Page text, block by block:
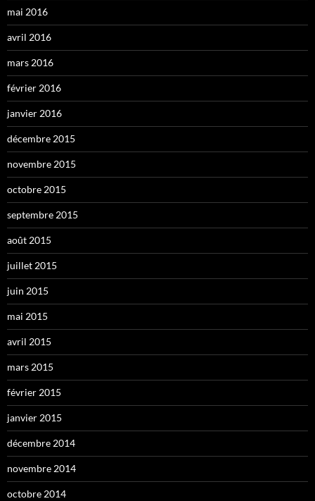
mai 2016
avril 2016
mars 2016
février 2016
janvier 2016
décembre 2015
novembre 2015
octobre 2015
septembre 2015
août 2015
juillet 2015
juin 2015
mai 2015
avril 2015
mars 2015
février 2015
janvier 2015
décembre 2014
novembre 2014
octobre 2014